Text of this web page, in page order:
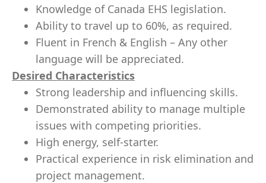
Knowledge of Canada EHS legislation.
Ability to travel up to 60%, as required.
Fluent in French & English – Any other
language will be appreciated.
Desired Characteristics
Strong leadership and influencing skills.
Demonstrated ability to manage multiple
issues with competing priorities.
High energy, self-starter.
Practical experience in risk elimination and
project management.